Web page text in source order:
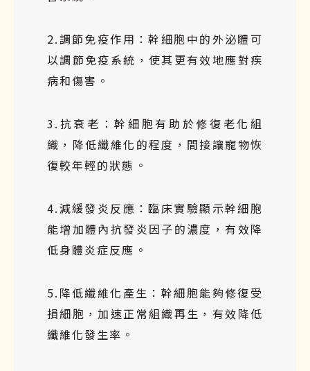
2.調節免疫作用：幹細胞中的外泌體可
以調節免疫系統，使其更有效地應對疾
病和傷害。
3.抗衰老：幹細胞有助於修復老化組
織，降低纖維化的程度，間接讓寵物恢
復較年輕的狀態。
4.減緩發炎反應：臨床實驗顯示幹細胞
能增加體內抗發炎因子的濃度，有效降
低身體炎症反應。
5.降低纖維化產生：幹細胞能夠修復受
損細胞，加速正常組織再生，有效降低
纖維化發生率。